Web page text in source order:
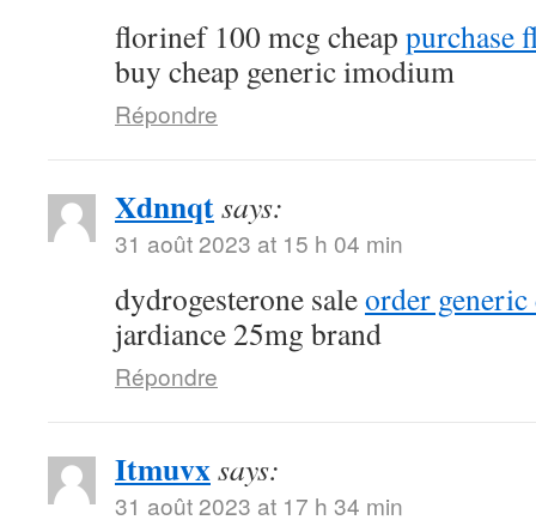
florinef 100 mcg cheap purchase
buy cheap generic imodium
Répondre
Xdnnqtsays:
31 août 2023 at 15 h 04 min
dydrogesterone saleorder
jardiance 25mg brand
Répondre
Itmuvxsays:
31 août 2023 at 17 h 34 min